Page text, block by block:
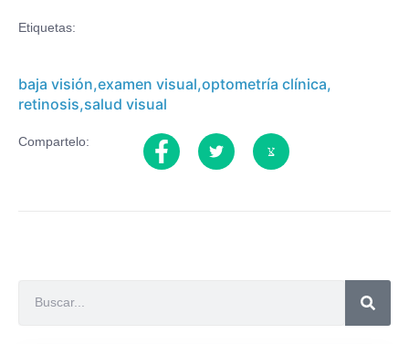
Etiquetas:
baja visión,examen visual,optometría clínica,
retinosis,salud visual
Compartelo: